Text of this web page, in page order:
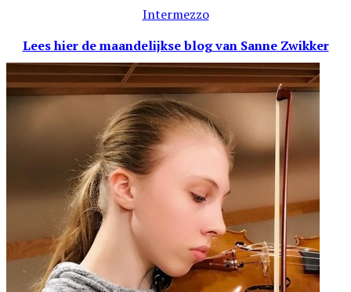
Intermezzo
Lees hier de maandelijkse blogvan Sanne Zwikker